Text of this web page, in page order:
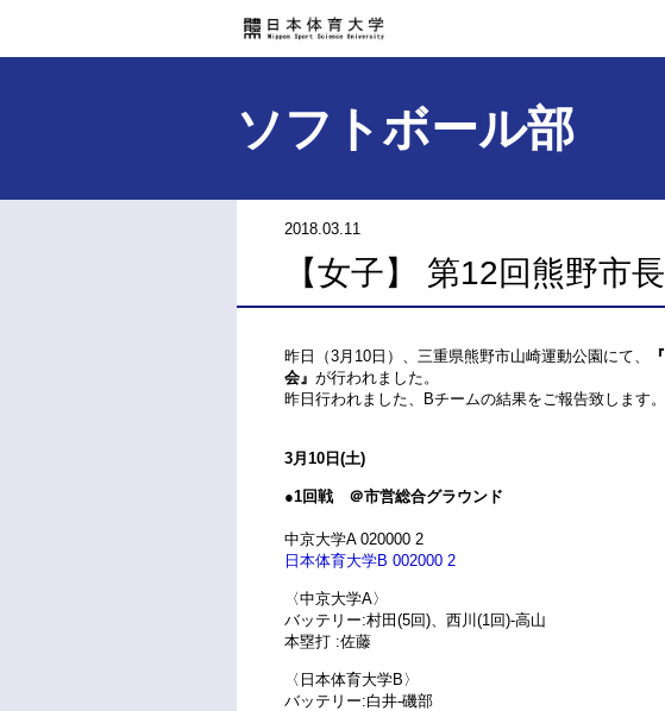
ソフトボール部
2018.03.11
【女子】 第12回熊野市
昨日（3月10日）、三重県熊野市山崎運動公園にて、
会』 が行われました。
昨日行われました、Bチームの結果をご報告致します。
3月10日(土)
●1回戦 ＠市営総合グラウンド
中京大学A 020000 2
日本体育大学B 002000 2
〈中京大学A〉
バッテリー:村田(5回)、西川(1回)-高山
本塁打 :佐藤
〈日本体育大学B〉
バッテリー:白井-磯部